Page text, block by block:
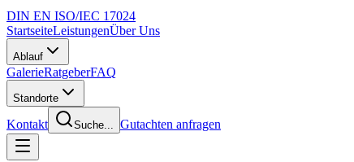
DIN EN ISO/IEC 17024
StartseiteLeistungenÜber Uns
Ablauf
GalerieRatgeberFAQ
Standorte
Kontakt Suche... Gutachten anfragen